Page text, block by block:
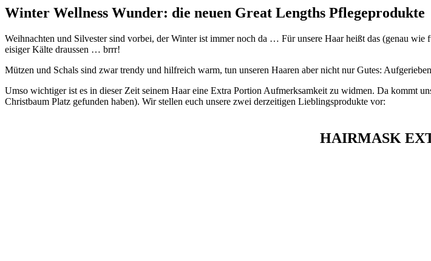
Winter Wellness Wunder: die neuen Great Lengths Pflegeprodukte
Weihnachten und Silvester sind vorbei, der Winter ist immer noch da … Für unsere Haar heißt das (genau
eisiger Kälte draussen … brrr!
Mützen und Schals sind zwar trendy und hilfreich warm, tun unseren Haaren aber nicht nur Gutes:
Umso wichtiger ist es in dieser Zeit seinem Haar eine Extra Portion Aufmerksamkeit zu widmen. Da kommt
Christbaum Platz gefunden haben). Wir stellen euch unsere zwei derzeitigen Lieblingsprodukte vor:
HAIRMASK